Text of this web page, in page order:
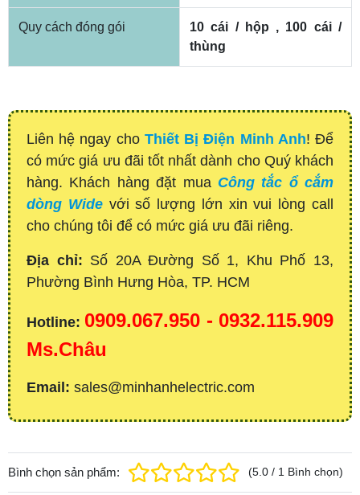
Quy cách đóng gói 10 cái / hộp , 100 cái /
thùng
Liên hệ ngay cho Thiết Bị Điện Minh Anh! Để
có mức giá ưu đãi tốt nhất dành cho Quý khách
hàng. Khách hàng đặt mua Công tắc ổ cắm
dòng Wide với số lượng lớn xin vui lòng call
cho chúng tôi để có mức giá ưu đãi riêng.
Địa chỉ: Số 20A Đường Số 1, Khu Phố 13,
Phường Bình Hưng Hòa, TP. HCM
Hotline: 0909.067.950 - 0932.115.909
Ms.Châu
Email: sales@minhanhelectric.com
Bình chọn sản phẩm: (5.0 / 1 Bình chọn)